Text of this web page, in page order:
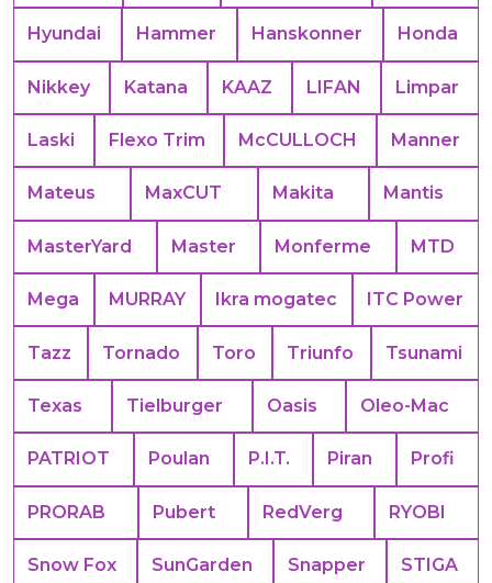
Hyundai Hammer Hanskonner Honda
Nikkey Katana KAAZ LIFAN Limpar
Laski Flexo Trim McCULLOCH Manner
Mateus MaxCUT Makita Mantis
MasterYard Master Monferme MTD
Mega MURRAY Ikra mogatec ITC Power
Tazz Tornado Toro Triunfo Tsunami
Texas Tielburger Oasis Oleo-Mac
PATRIOT Poulan P.I.T. Piran Profi
PRORAB Pubert RedVerg RYOBI
Snow Fox SunGarden Snapper STIGA